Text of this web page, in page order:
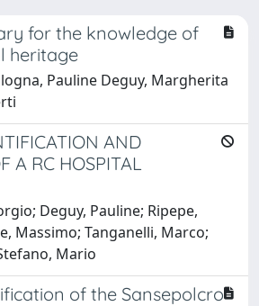
for the knowledge of
heritage
Pauline Deguy, Margherita
AND
A RC HOSPITAL
Deguy, Pauline; Ripepe,
Massimo; Tanganelli, Marco;
Mario
of the Sansepolcro